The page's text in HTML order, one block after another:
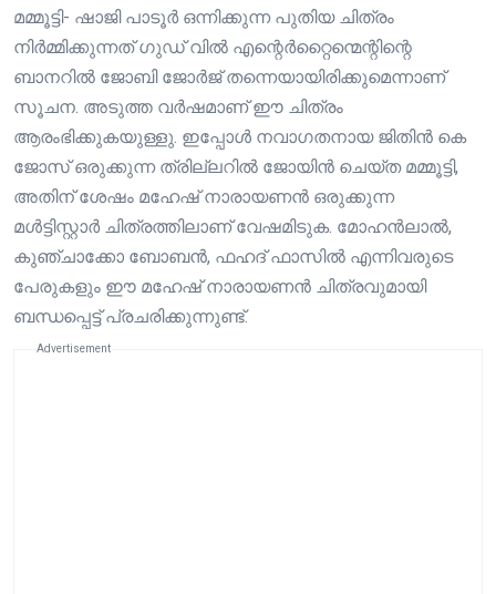
മമ്മൂട്ടി- ഷാജി പാടൂർ ഒന്നിക്കുന്ന പുതിയ ചിത്രം
നിർമ്മിക്കുന്നത് ഗുഡ് വിൽ എന്റെർറ്റൈന്മെന്റിന്റെ
ബാനറിൽ ജോബി ജോർജ് തന്നെയായിരിക്കുമെന്നാണ്
സൂചന. അടുത്ത വർഷമാണ് ഈ ചിത്രം
ആരംഭിക്കുകയുള്ളു. ഇപ്പോൾ നവാഗതനായ ജിതിൻ കെ
ജോസ് ഒരുക്കുന്ന ത്രില്ലറിൽ ജോയിൻ ചെയ്ത മമ്മൂട്ടി,
അതിന് ശേഷം മഹേഷ് നാരായണൻ ഒരുക്കുന്ന
മൾട്ടിസ്റ്റാർ ചിത്രത്തിലാണ് വേഷമിടുക. മോഹൻലാൽ,
കുഞ്ചാക്കോ ബോബൻ, ഫഹദ് ഫാസിൽ എന്നിവരുടെ
പേരുകളും ഈ മഹേഷ് നാരായണൻ ചിത്രവുമായി
ബന്ധപ്പെട്ട് പ്രചരിക്കുന്നുണ്ട്.
Advertisement